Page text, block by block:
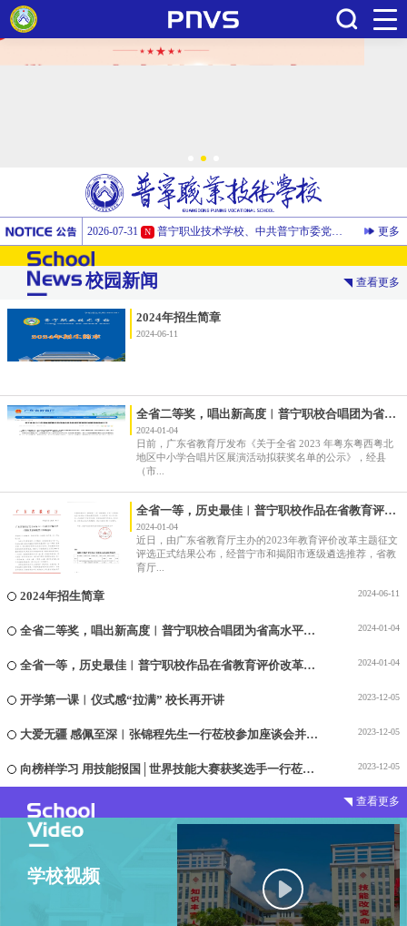
2026-03-05 事业单位法人证书副本遗失作废声明
2026-07-31 N 普宁职业技术学校、中共普宁市委党校2026年公开招聘博（硕）士研究生面试及体检有关事项公告
2026-07-29
2026-07-07 N
2026-05-28 2026普宁市职业学校预算公开
2026-03-30 2026级新生收费标准及说明
2026-07-31 N 普宁职业技术学校、中共普宁市委党校2026年公开招聘博（硕）士研究生面试及体检有关事项公告
更多
校园新闻 查看更多
2024年招生简章
2024-06-11
全省二等奖，唱出新高度︱普宁职校合唱团为省高
水平学校建设添光彩
2024-01-04
日前，广东省教育厅发布《关于全省 2023 年粤东粤西粤北
地区中小学合唱片区展演活动拟获奖名单的公示》，经县
（市...
全省一等，历史最佳︱普宁职校作品在省教育评价
改革主题征...
2024-01-04
近日，由广东省教育厅主办的2023年教育评价改革主题征文
评选正式结果公布，经普宁市和揭阳市逐级遴选推荐，省教
育厅...
11
2024-06
2024年招生简章
04
2024-01
全省二等奖，唱出新高度︱普宁职校合唱团为省高水平学校...
04
2024-01
全省一等，历史最佳︱普宁职校作品在省教育评价改革主题...
05
2023-12
开学第一课︱仪式感“拉满” 校长再开讲
05
2023-12
大爱无疆 感佩至深︱张锦程先生一行莅校参加座谈会并再...
05
2023-12
向榜样学习 用技能报国│世界技能大赛获奖选手一行莅校...
学校视频
查看更多